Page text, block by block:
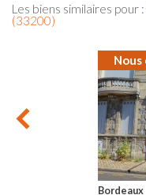
Les biens similaires pour :
(33200)